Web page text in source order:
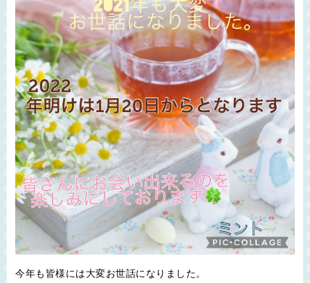
今年も皆様には大変お世話になりました。